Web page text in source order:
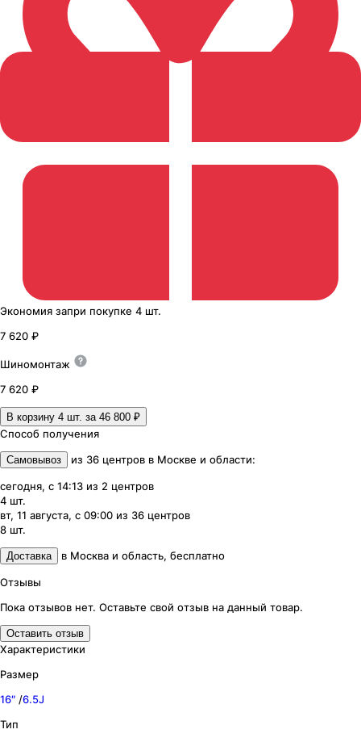
Экономия запри покупке 4 шт.
7 620 ₽
Шиномонтаж
7 620 ₽
В корзину 4 шт. за 46 800 ₽
Способ получения
Самовывоз из 36 центров в Москве и области:
сегодня, с 14:13 из 2 центров
4 шт.
вт, 11 августа, с 09:00 из 36 центров
8 шт.
Доставка в Москва и область, бесплатно
Отзывы
Пока отзывов нет. Оставьте свой отзыв на данный товар.
Оставить отзыв
Характеристики
Размер
16″ /6.5J
Тип